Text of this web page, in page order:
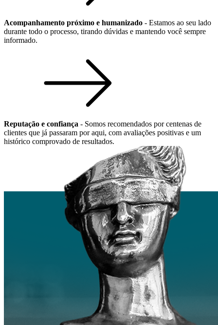
Acompanhamento próximo e humanizado - Estamos ao seu lado
durante todo o processo, tirando dúvidas e mantendo você sempre
informado.
Reputação e confiança - Somos recomendados por centenas de
clientes que já passaram por aqui, com avaliações positivas e um
histórico comprovado de resultados.